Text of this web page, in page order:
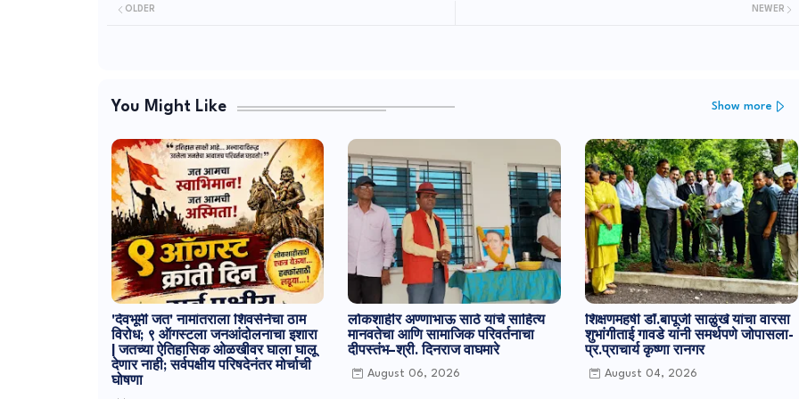
NEWER
OLDER
You Might Like Show more
'देवभूमी जत' नामांतराला शिवसेनेचा ठाम
विरोध; ९ ऑगस्टला जनआंदोलनाचा इशारा
| जतच्या ऐतिहासिक ओळखीवर घाला घालू
देणार नाही; सर्वपक्षीय परिषदेनंतर मोर्चाची
घोषणा
लोकशाहीर अण्णाभाऊ साठे यांचे साहित्य
मानवतेचा आणि सामाजिक परिवर्तनाचा
दीपस्तंभ–श्री. दिनराज वाघमारे
August 06, 2026
शिक्षणमहर्षी डॉ.बापूजी साळुंखे यांचा वारसा
शुभांगीताई गावडे यांनी समर्थपणे जोपासला-
प्र.प्राचार्य कृष्णा रानगर
August 04, 2026